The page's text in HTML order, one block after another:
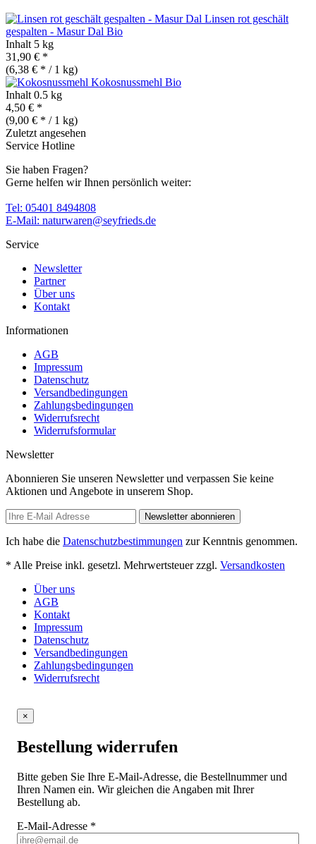
Linsen rot geschält
gespalten - Masur Dal Bio
Inhalt 5 kg
31,90 € *
(6,38 € * / 1 kg)
Kokosnussmehl Bio
Inhalt 0.5 kg
4,50 € *
(9,00 € * / 1 kg)
Zuletzt angesehen
Service Hotline
Sie haben Fragen?
Gerne helfen wir Ihnen persönlich weiter:
Tel: 05401 8494808
E-Mail: naturwaren@seyfrieds.de
Service
Newsletter
Partner
Über uns
Kontakt
Informationen
AGB
Impressum
Datenschutz
Versandbedingungen
Zahlungsbedingungen
Widerrufsrecht
Widerrufsformular
Newsletter
Abonnieren Sie unseren Newsletter und verpassen Sie keine
Aktionen und Angebote in unserem Shop.
Newsletter abonnieren
Ich habe die Datenschutzbestimmungen zur Kenntnis genommen.
* Alle Preise inkl. gesetzl. Mehrwertsteuer zzgl. Versandkosten
Über uns
AGB
Kontakt
Impressum
Datenschutz
Versandbedingungen
Zahlungsbedingungen
Widerrufsrecht
×
Bestellung widerrufen
Bitte geben Sie Ihre E-Mail-Adresse, die Bestellnummer und
Ihren Namen ein. Wir gleichen die Angaben mit Ihrer
Bestellung ab.
E-Mail-Adresse *